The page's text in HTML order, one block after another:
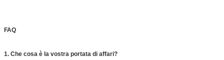
FAQ
1. Che cosa è la vostra portata di affari?